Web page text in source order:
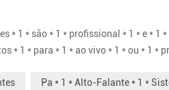
* 1 * são * 1 * profissional * 1 * e * 1
* 1 * para * 1 * ao vivo * 1 * ou * 1 *
Pa * 1 * Alto-Falante * 1 *